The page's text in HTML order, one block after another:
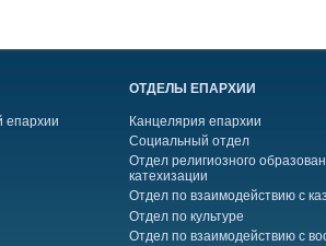
епархии
ОТДЕЛЫ ЕПАРХИИ
Канцелярия епархии
Социальный отдел
Отдел религиозного
катехизации
Отдел по взаимодействию с
Отдел по культуре
Отдел по взаимодействию с